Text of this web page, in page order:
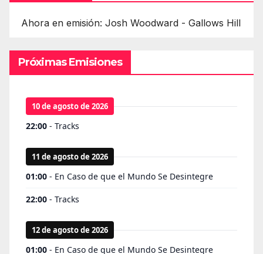
Ahora en emisión: Josh Woodward - Gallows Hill
Próximas Emisiones